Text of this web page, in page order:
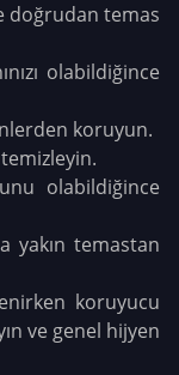
doğrudan temas
olabildiğince
koruyun.
olabildiğince
yakın temastan
koruyucu
ve genel hijyen